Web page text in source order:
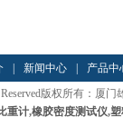
新闻中心
产品中
Reserved版权所有：厦
重计,橡胶密度测试仪,塑